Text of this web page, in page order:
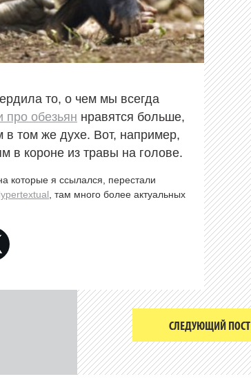
то, о чем мы всегда
про обезьян нравятся больше,
в том же духе. Вот, например,
в короне из травы на голове.
которые я ссылался, перестали
, там много более актуальных
СЛЕДУЮЩИЙ ПОСТ